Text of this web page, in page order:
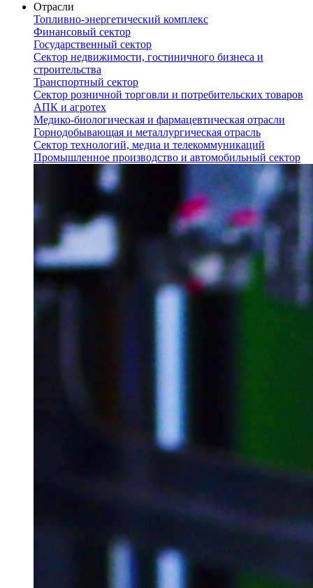
Отрасли
Топливно-энергетический комплекс
Финансовый сектор
Государственный сектор
Сектор недвижимости, гостиничного бизнеса и
строительства
Транспортный сектор
Сектор розничной торговли и потребительских товаров
АПК и агротех
Медико-биологическая и фармацевтическая отрасли
Горнодобывающая и металлургическая отрасль
Сектор технологий, медиа и телекоммуникаций
Промышленное производство и автомобильный сектор